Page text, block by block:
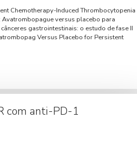
Chemotherapy-Induced Thrombocytopenia
Avatrombopague versus placebo para
gastrointestinais: o estudo de fase II
Versus Placebo for Persistent
com anti-PD-1